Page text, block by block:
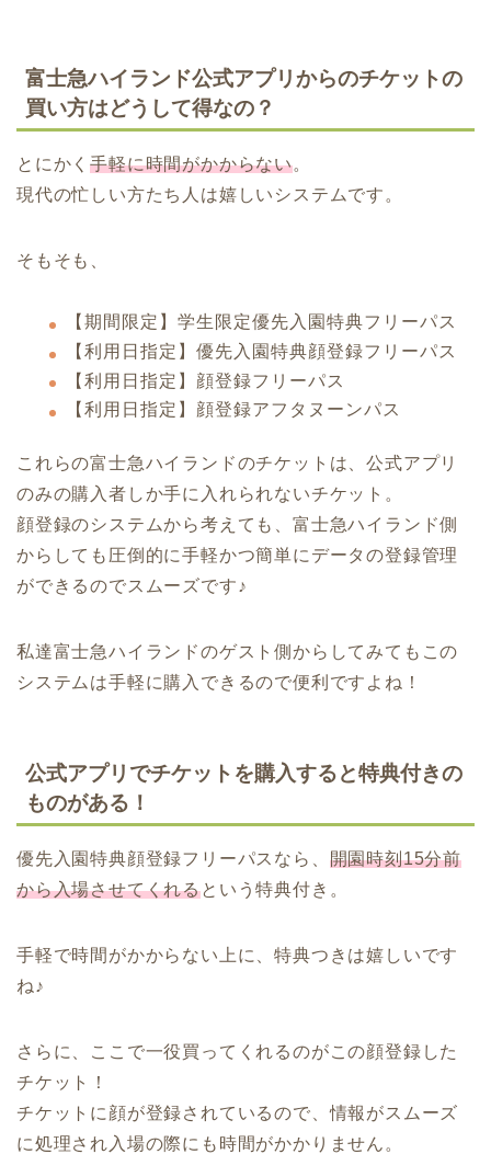
富士急ハイランド公式アプリからのチケットの
買い方はどうして得なの？
とにかく手軽に時間がかからない。
現代の忙しい方たち人は嬉しいシステムです。
そもそも、
【期間限定】学生限定優先入園特典フリーパス
【利用日指定】優先入園特典顔登録フリーパス
【利用日指定】顔登録フリーパス
【利用日指定】顔登録アフタヌーンパス
これらの富士急ハイランドのチケットは、公式アプリ
のみの購入者しか手に入れられないチケット。
顔登録のシステムから考えても、富士急ハイランド側
からしても圧倒的に手軽かつ簡単にデータの登録管理
ができるのでスムーズです♪
私達富士急ハイランドのゲスト側からしてみてもこの
システムは手軽に購入できるので便利ですよね！
公式アプリでチケットを購入すると特典付きの
ものがある！
優先入園特典顔登録フリーパスなら、 開園時刻15分前
から入場させてくれるという特典付き。
手軽で時間がかからない上に、特典つきは嬉しいです
ね♪
さらに、ここで一役買ってくれるのがこの顔登録した
チケット！
チケットに顔が登録されているので、情報がスムーズ
に処理され入場の際にも時間がかかりません。